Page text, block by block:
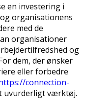
en investering i
organisationens
med de
organisationer
og
dem, der ønsker
eller forbedre
connection-
uvurderligt værktøj.